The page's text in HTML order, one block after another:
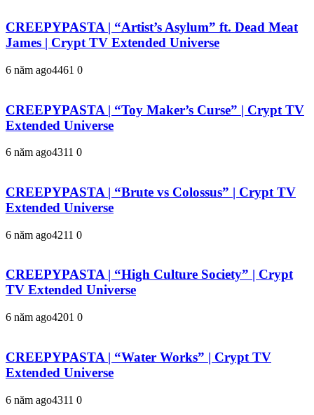
CREEPYPASTA | “Artist’s Asylum” ft. Dead Meat
James | Crypt TV Extended Universe
6 năm ago4461 0
CREEPYPASTA | “Toy Maker’s Curse” | Crypt TV
Extended Universe
6 năm ago4311 0
CREEPYPASTA | “Brute vs Colossus” | Crypt TV
Extended Universe
6 năm ago4211 0
CREEPYPASTA | “High Culture Society” | Crypt
TV Extended Universe
6 năm ago4201 0
CREEPYPASTA | “Water Works” | Crypt TV
Extended Universe
6 năm ago4311 0